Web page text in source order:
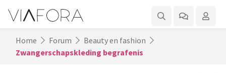
Home Forum
Beauty en fashion
Zwangerschapskleding begrafenis